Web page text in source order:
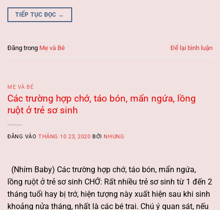
TIẾP TỤC ĐỌC →
Đăng trong Mẹ và Bé Để lại bình luận
MẸ VÀ BÉ
Các trường hợp chớ, táo bón, mẩn ngứa, lồng
ruột ở trẻ sơ sinh
ĐĂNG VÀOTHÁNG 10 23, 2020 BỞI NHUNG
(Nhím Baby) Các trường hợp chớ, táo bón, mẩn ngứa,
lồng ruột ở trẻ sơ sinh CHỚ: Rất nhiều trẻ sơ sinh từ 1 đến 2
tháng tuổi hay bị trớ, hiện tượng này xuất hiện sau khi sinh
khoảng nửa tháng, nhất là các bé trai. Chú ý quan sát, nếu